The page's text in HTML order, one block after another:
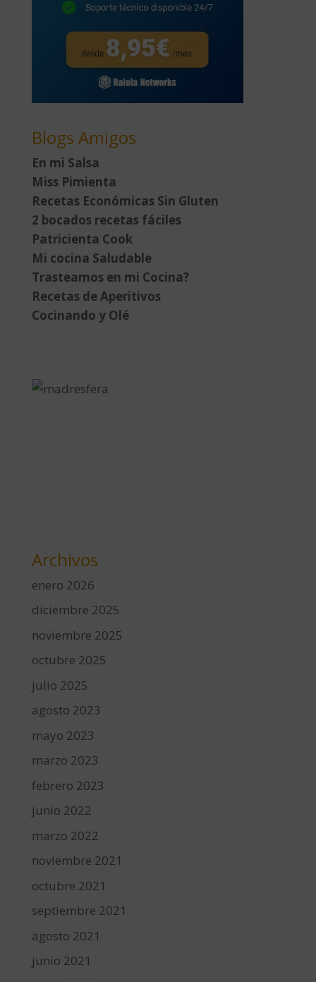
Blogs Amigos
En mi Salsa
Miss Pimienta
Recetas Económicas Sin Gluten
2 bocados recetas fáciles
Patricienta Cook
Mi cocina Saludable
Trasteamos en mi Cocina?
Recetas de Aperitivos
Cocinando y Olé
Archivos
enero 2026
diciembre 2025
noviembre 2025
octubre 2025
julio 2025
agosto 2023
mayo 2023
marzo 2023
febrero 2023
junio 2022
marzo 2022
noviembre 2021
octubre 2021
septiembre 2021
agosto 2021
junio 2021